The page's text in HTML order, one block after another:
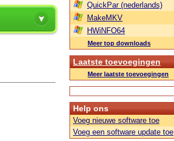
QuickPar (nederlands)
MakeMKV
HWiNFO64
Meer top downloads
Laatste toevoegingen
Meer laatste toevoegingen
Help ons
Voeg nieuwe software toe
Voeg een software update toe